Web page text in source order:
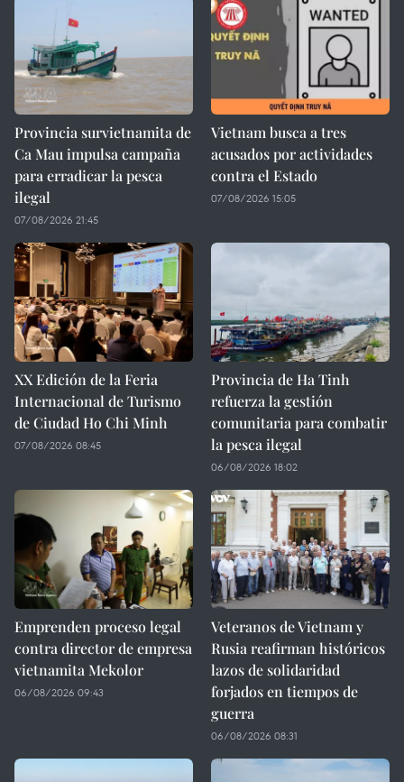
Provincia survietnamita de
Ca Mau impulsa campaña
para erradicar la pesca
ilegal
07/08/2026 21:45
Vietnam busca a tres
acusados por actividades
contra el Estado
07/08/2026 15:05
XX Edición de la Feria
Internacional de Turismo
de Ciudad Ho Chi Minh
07/08/2026 08:45
Provincia de Ha Tinh
refuerza la gestión
comunitaria para combatir
la pesca ilegal
06/08/2026 18:02
Emprenden proceso legal
contra director de empresa
vietnamita Mekolor
06/08/2026 09:43
Veteranos de Vietnam y
Rusia reafirman históricos
lazos de solidaridad
forjados en tiempos de
guerra
06/08/2026 08:31